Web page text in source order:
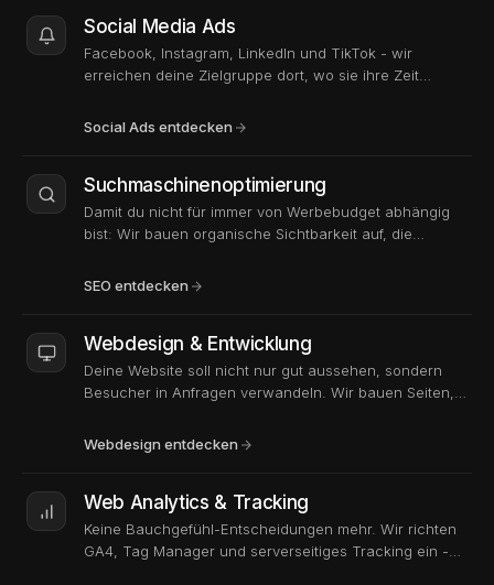
Social Media Ads
Facebook, Instagram, LinkedIn und TikTok - wir
erreichen deine Zielgruppe dort, wo sie ihre Zeit
sondern mit Creatives, die stoppen und konvertieren.
Social Ads entdecken
Suchmaschinenoptimierung
Damit du nicht für immer von Werbebudget abhängig
bist: Wir bauen organische Sichtbarkeit auf, die
bezahlen.
SEO entdecken
Webdesign & Entwicklung
Deine Website soll nicht nur gut aussehen, sondern
Besucher in Anfragen verwandeln. Wir bauen Seiten,
Vertrauen schaffen.
Webdesign entdecken
Web Analytics & Tracking
Keine Bauchgefühl-Entscheidungen mehr. Wir richten
GA4, Tag Manager und serverseitiges Tracking ein -